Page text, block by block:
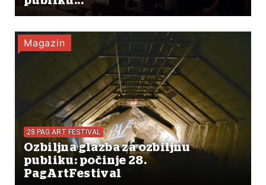
Magazin
28 PAG ART FESTIVAL
Ozbiljna glazba za ozbiljnu
publiku: počinje 28.
PagArtFestival